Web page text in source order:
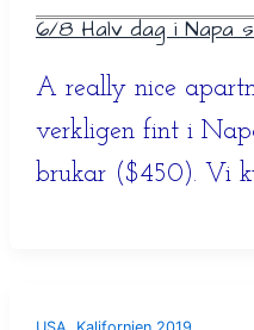
6/8 Halv dag i Napa
A really nice
verkligen fint i
brukar ($450). Vi